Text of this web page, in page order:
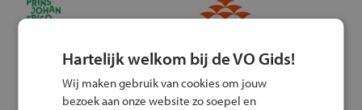
Hartelijk welkom bij de VO Gids!
Wij maken gebruik van cookies om jouw
bezoek aan onze website zo soepel en